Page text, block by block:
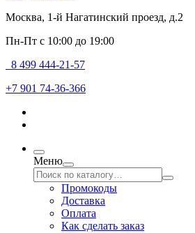
Москва, 1-й Нагатинский проезд, д.2
Пн-Пт с 10:00 до 19:00
8 499 444-21-57
+7 901 74-36-366
Меню
Промокоды
Доставка
Оплата
Как сделать заказ